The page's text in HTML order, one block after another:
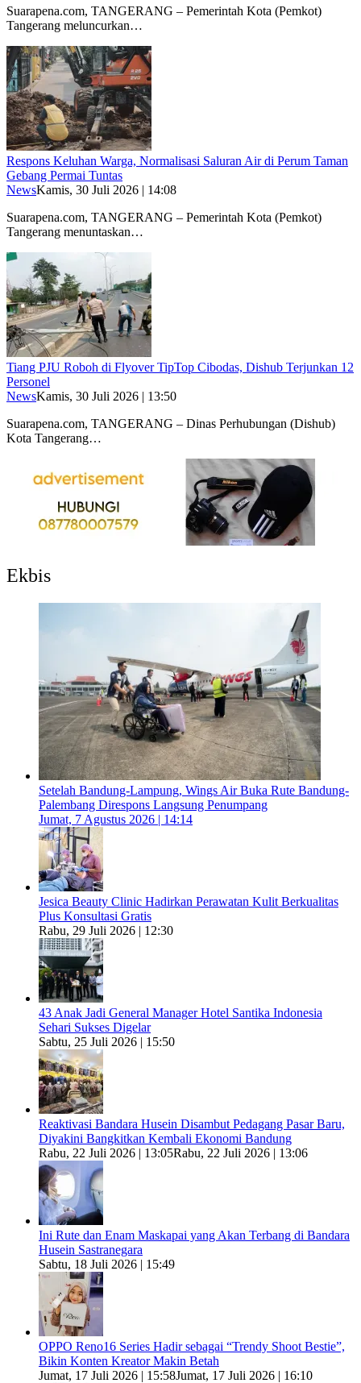
Suarapena.com, TANGERANG – Pemerintah Kota (Pemkot)
Tangerang meluncurkan…
Respons Keluhan Warga, Normalisasi Saluran Air di Perum Taman
Gebang Permai Tuntas
NewsKamis, 30 Juli 2026 | 14:08
Suarapena.com, TANGERANG – Pemerintah Kota (Pemkot)
Tangerang menuntaskan…
Tiang PJU Roboh di Flyover TipTop Cibodas, Dishub Terjunkan 12
Personel
NewsKamis, 30 Juli 2026 | 13:50
Suarapena.com, TANGERANG – Dinas Perhubungan (Dishub)
Kota Tangerang…
Ekbis
Setelah Bandung-Lampung, Wings Air Buka Rute Bandung-
Palembang Direspons Langsung Penumpang
Jumat, 7 Agustus 2026 | 14:14
Jesica Beauty Clinic Hadirkan Perawatan Kulit Berkualitas
Plus Konsultasi Gratis
Rabu, 29 Juli 2026 | 12:30
43 Anak Jadi General Manager Hotel Santika Indonesia
Sehari Sukses Digelar
Sabtu, 25 Juli 2026 | 15:50
Reaktivasi Bandara Husein Disambut Pedagang Pasar Baru,
Diyakini Bangkitkan Kembali Ekonomi Bandung
Rabu, 22 Juli 2026 | 13:05Rabu, 22 Juli 2026 | 13:06
Ini Rute dan Enam Maskapai yang Akan Terbang di Bandara
Husein Sastranegara
Sabtu, 18 Juli 2026 | 15:49
OPPO Reno16 Series Hadir sebagai “Trendy Shoot Bestie”,
Bikin Konten Kreator Makin Betah
Jumat, 17 Juli 2026 | 15:58Jumat, 17 Juli 2026 | 16:10